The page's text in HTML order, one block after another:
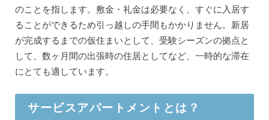
のことを指します。敷金・礼金は必要なく、すぐに入居す
ることができるため引っ越しの手間もかかりません。新居
が完成するまでの仮住まいとして、受験シーズンの拠点と
して、数ヶ月間の出張時の住居としてなど、一時的な滞在
にとても適しています。
サービスアパートメントとは？